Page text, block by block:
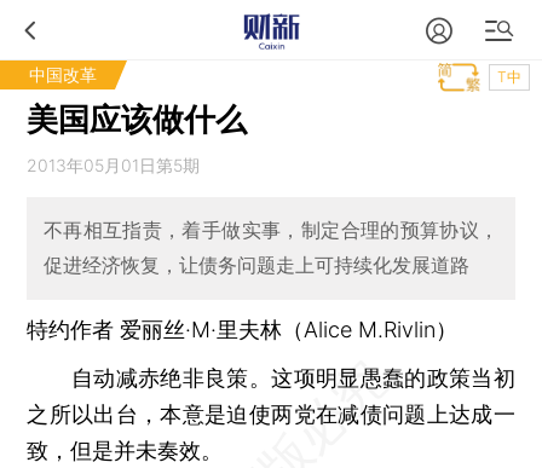
中国改革 T中
美国应该做什么
2013年05月01日第5期
不再相互指责，着手做实事，制定合理的预算协议，
促进经济恢复，让债务问题走上可持续化发展道路
特约作者 爱丽丝·M·里夫林（Alice M.Rivlin）
自动减赤绝非良策。这项明显愚蠢的政策当初
之所以出台，本意是迫使两党在减债问题上达成一
致，但是并未奏效。